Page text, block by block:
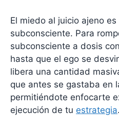
El miedo al juicio ajeno
subconsciente. Para
subconsciente a dosis
hasta que el ego se
libera una cantidad
que antes se gastaba en
permitiéndote enfocarte
ejecución de tu estrategia.